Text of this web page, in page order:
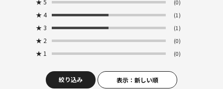
★ 5 (0)
★ 4 (1)
★ 3 (1)
★ 2 (0)
★ 1 (0)
絞り込み 表示：新しい順